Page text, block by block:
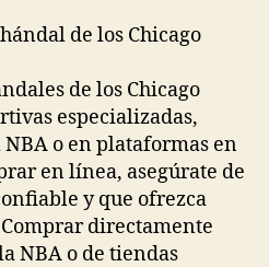
de los Chicago
de los Chicago
especializadas,
o en plataformas en
en línea, asegúrate de
y que ofrezca
directamente
NBA o de tiendas